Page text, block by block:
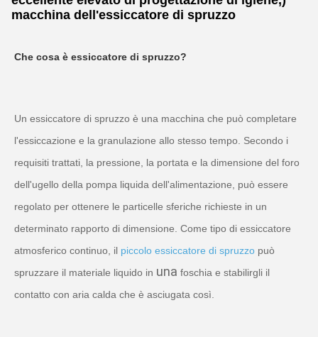
macchina dell'essiccatore di spruzzo
Che cosa è essiccatore di spruzzo?
Un essiccatore di spruzzo è una macchina che può completare
l'essiccazione e la granulazione allo stesso tempo. Secondo i
requisiti trattati, la pressione, la portata e la dimensione del foro
dell'ugello della pompa liquida dell'alimentazione, può essere
regolato per ottenere le particelle sferiche richieste in un
determinato rapporto di dimensione. Come tipo di essiccatore
atmosferico continuo, il piccolo essiccatore di spruzzo può
spruzzare il materiale liquido in una foschia e stabilirgli il
contatto con aria calda che è asciugata così.